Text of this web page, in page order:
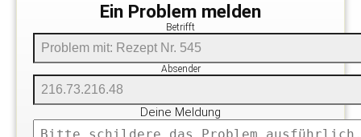
Ein Problem melden
Betrifft
Absender
Deine Meldung